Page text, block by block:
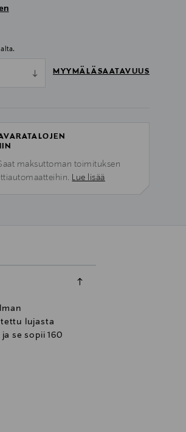
MYYMÄLÄSAATAVUUS
maksuttoman toimituksen
Lue lisää
lujasta
se sopii 160